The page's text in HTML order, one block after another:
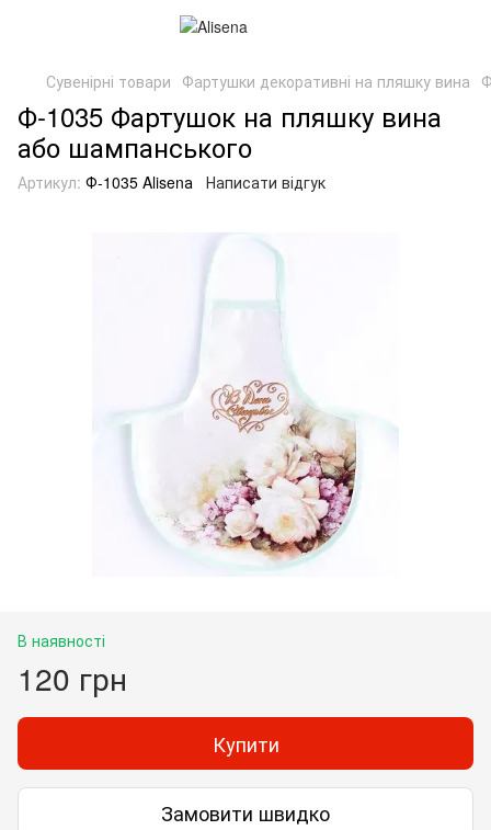
Сувенірні товари Фартушки декоративні на пляшку вина
Ф-1035 Фартушок на пляшку вина
або шампанського
Артикул: Ф-1035 Alisenа Написати відгук
В наявності
120 грн
Купити
Замовити швидко